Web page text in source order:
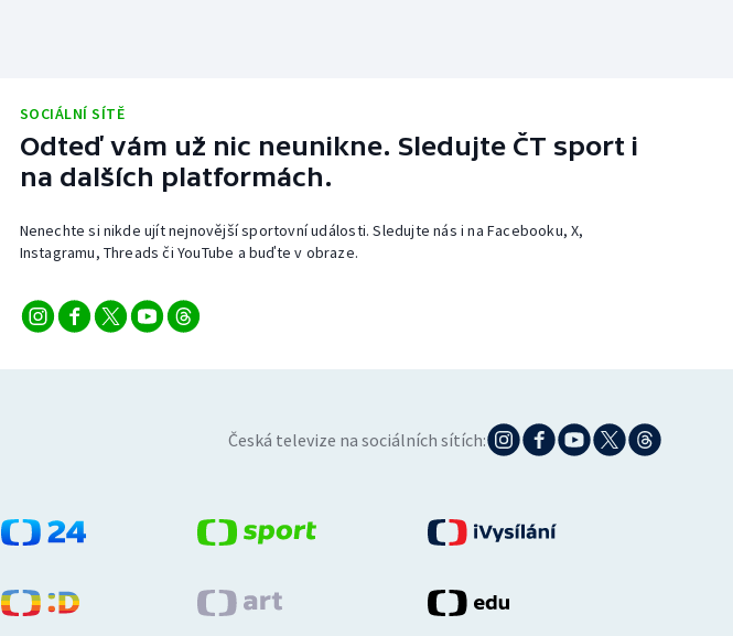
SOCIÁLNÍ SÍTĚ
Odteď vám už nic neunikne. Sledujte ČT sport i
na dalších platformách.
Nenechte si nikde ujít nejnovější sportovní události. Sledujte nás i na Facebooku, X,
Instagramu, Threads či YouTube a buďte v obraze.
Česká televize na sociálních sítích: